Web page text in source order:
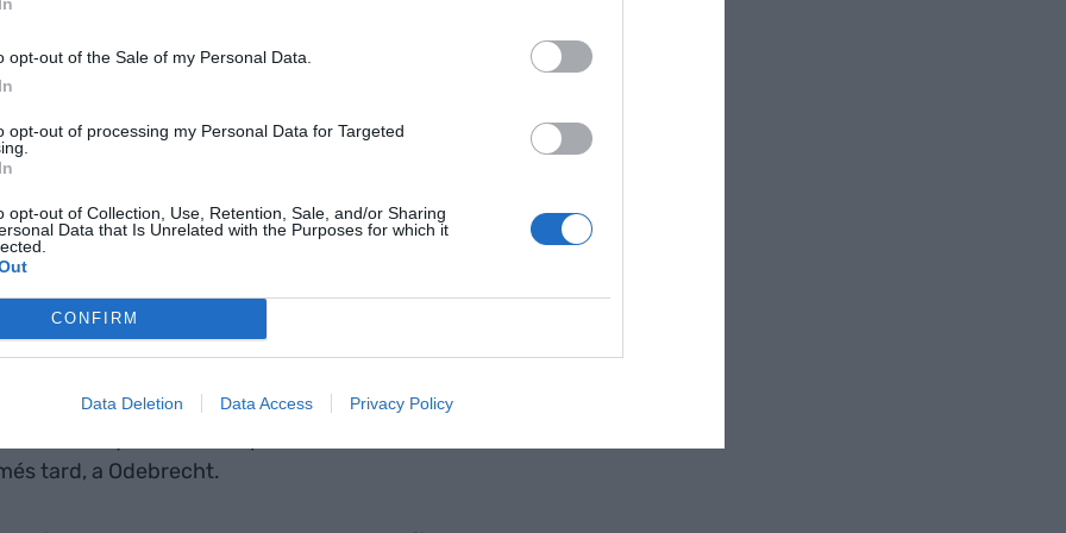
opt-out of the Sale of my Personal Data.
opt-out of processing my Personal Data for Targeted
opt-out of Collection, Use, Retention, Sale, and/or Sharing
Data that Is Unrelated with the Purposes for which it
CONFIRM
Data Deletion Data Access Privacy Policy
estaven
ser
la investigació, encara cal tirar un parell d’anys
federal del Brasil havia encetat la que va
, que va començar per la desarticulació d’una
diner negre a través d’una xarxa de
en aquell moment, es va considerar el cas
l’emblanquiment de capitals, i estirant el fil van
tard, a Odebrecht.